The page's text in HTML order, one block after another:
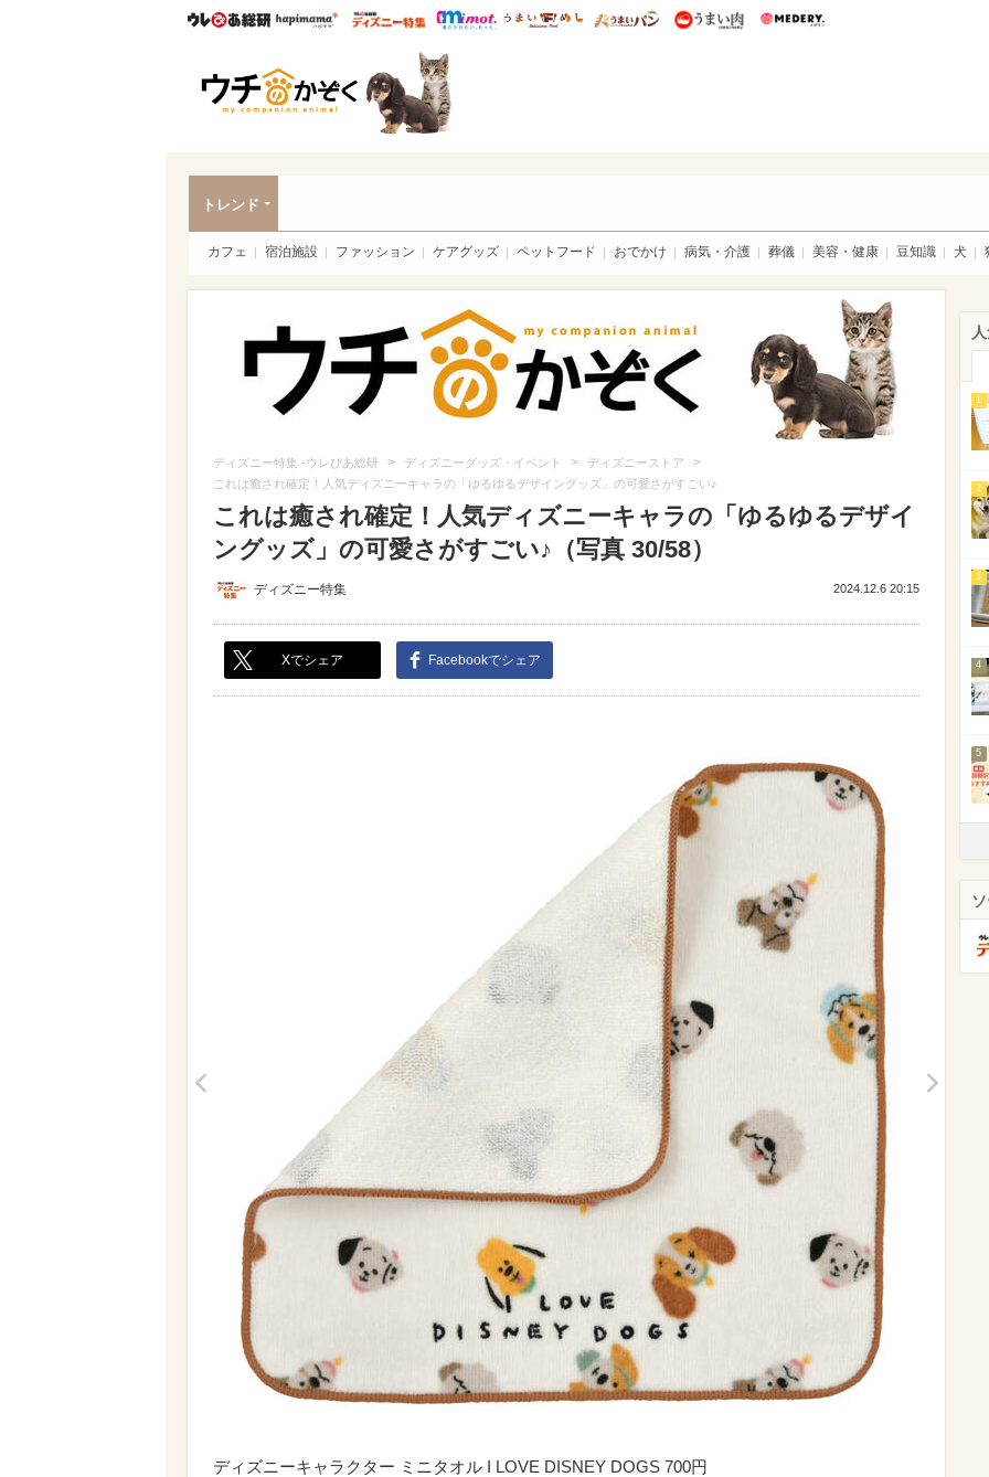
ウレぴあ総研ハピママ* ウレぴあ総研 ディズニー特集
mimot. うまいめし うまいパン うまい肉
トレンド
カフェ 宿泊施設 ファッション ケアグッズ ペットフード おでかけ 病気・介護 葬儀 美容・健康 豆知識 犬
ディズニー特集 -ウレぴあ総研 > ディズニーグッズ・イベント > ディズニーストア >
これは癒され確定！人気ディズニーキャラの「ゆるゆるデザイングッズ」の可愛さがすごい♪
これは癒され確定！人気ディズニーキャラの「ゆるゆるデザイ
ングッズ」の可愛さがすごい♪（写真 30/58）
ディズニー特集 2024.12.6 20:15
Xでシェア Facebookでシェア
ディズニーキャラクター ミニタオル I LOVE DISNEY DOGS 700円
1
2
3
4
5